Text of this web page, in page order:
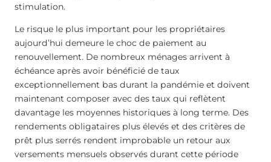
stimulation.
Le risque le plus important pour les propriétaires
aujourd’hui demeure le choc de paiement au
renouvellement. De nombreux ménages arrivent à
échéance après avoir bénéficié de taux
exceptionnellement bas durant la pandémie et doivent
maintenant composer avec des taux qui reflètent
davantage les moyennes historiques à long terme. Des
rendements obligataires plus élevés et des critères de
prêt plus serrés rendent improbable un retour aux
versements mensuels observés durant cette période